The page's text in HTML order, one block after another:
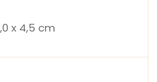
x 4,5 cm